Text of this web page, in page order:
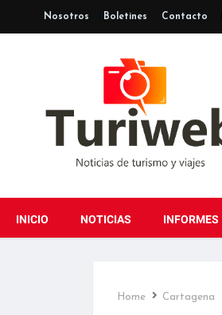
Nosotros Boletines Contacto
INICIO NOTICIAS INFORMES
Home Cartagena